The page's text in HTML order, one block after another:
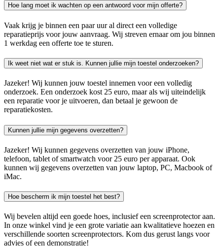
Hoe lang moet ik wachten op een antwoord voor mijn offerte?
Vaak krijg je binnen een paar uur al direct een volledige
reparatieprijs voor jouw aanvraag. Wij streven ernaar om jou binnen
1 werkdag een offerte toe te sturen.
Ik weet niet wat er stuk is. Kunnen jullie mijn toestel onderzoeken?
Jazeker! Wij kunnen jouw toestel innemen voor een volledig
onderzoek. Een onderzoek kost 25 euro, maar als wij uiteindelijk
een reparatie voor je uitvoeren, dan betaal je gewoon de
reparatiekosten.
Kunnen jullie mijn gegevens overzetten?
Jazeker! Wij kunnen gegevens overzetten van jouw iPhone,
telefoon, tablet of smartwatch voor 25 euro per apparaat. Ook
kunnen wij gegevens overzetten van jouw laptop, PC, Macbook of
iMac.
Hoe bescherm ik mijn toestel het best?
Wij bevelen altijd een goede hoes, inclusief een screenprotector aan.
In onze winkel vind je een grote variatie aan kwalitatieve hoezen en
verschillende soorten screenprotectors. Kom dus gerust langs voor
advies of een demonstratie!